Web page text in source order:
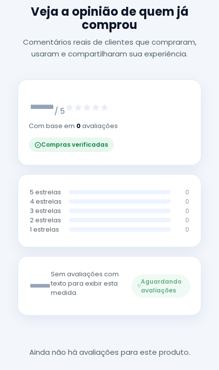
Veja a opinião de quem já
comprou
Comentários reais de clientes que compraram,
usaram e compartilharam sua experiência.
—/ 5
Com base em 0avaliações
Compras verificadas
5 estrelas 0
4 estrelas 0
3 estrelas 0
2 estrelas 0
1 estrelas 0
—Sem avaliações com
texto para exibir esta
medida.
Aguardando
avaliações
Ainda não há avaliações para este produto.